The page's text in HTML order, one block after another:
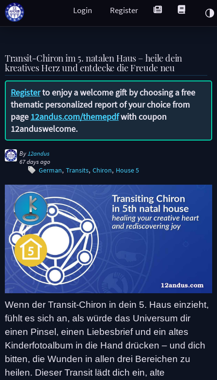
Register
Login
Transit-Chiron im 5. natalen Haus – heile dein
kreatives Herz und entdecke die Freude neu
Registerto enjoy a welcome gift by choosing a free
thematic personalized report of your choice from
page 12andus.com/themepdfwith coupon
12anduswelcome.
By 12andus
67 days ago
German Transits Chiron House 5
Wenn der Transit-Chiron in dein 5. Haus einzieht,
fühlt es sich an, als würde das Universum dir
einen Pinsel, einen Liebesbrief und ein altes
Kinderfotoalbum in die Hand drücken – und dich
bitten, die Wunden in allen drei Bereichen zu
heilen. Dieser Transit lädt dich ein, alte